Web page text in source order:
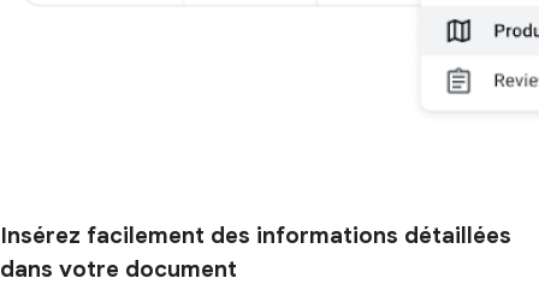
Insérez facilement des informations détaillées
dans votre document